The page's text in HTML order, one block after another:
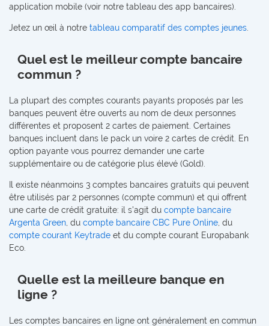
application mobile (voir notre tableau des app bancaires).
Jetez un œil à notre tableau comparatif des comptes jeunes.
Quel est le meilleur compte bancaire
commun ?
La plupart des comptes courants payants proposés par les
banques peuvent être ouverts au nom de deux personnes
différentes et proposent 2 cartes de paiement. Certaines
banques incluent dans le pack un voire 2 cartes de crédit. En
option payante vous pourrez demander une carte
supplémentaire ou de catégorie plus élevé (Gold).
Il existe néanmoins 3 comptes bancaires gratuits qui peuvent
être utilisés par 2 personnes (compte commun) et qui offrent
une carte de crédit gratuite: il s'agit du compte bancaire
Argenta Green, du compte bancaire CBC Pure Online, du
compte courant Keytrade et du compte courant Europabank
Eco.
Quelle est la meilleure banque en
ligne ?
Les comptes bancaires en ligne ont généralement en commun